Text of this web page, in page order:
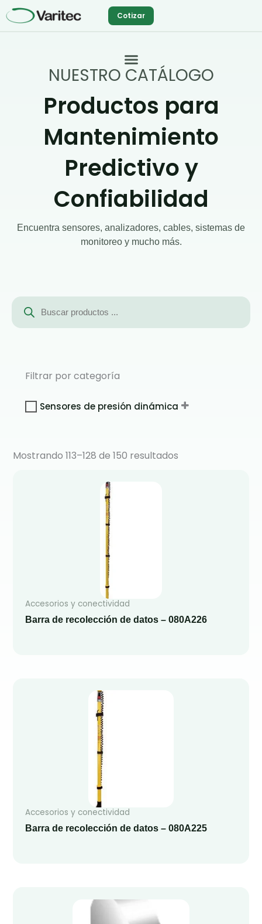
al
Cotizar
NUESTRO CATÁLOGO
Productos para
Mantenimiento
Predictivo y
Confiabilidad
Encuentra sensores, analizadores, cables, sistemas de
monitoreo y mucho más.
Búsqueda
productos
Filtrar por categoría
Sensores de presión dinámica
Mostrando 113–128 de 150 resultados
Accesorios y conectividad
Barra de recolección de datos – 080A226
Accesorios y conectividad
Barra de recolección de datos – 080A225